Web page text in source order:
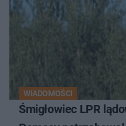
WIADOMOŚCI
Śmigłowiec LPR